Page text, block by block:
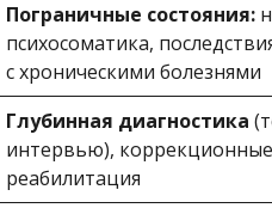
Пограничные состояния:
психосоматика,
с хроническими болезнями
Глубинная диагностика
интервью),
реабилитация